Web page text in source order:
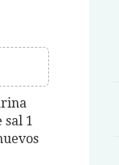
sal 1